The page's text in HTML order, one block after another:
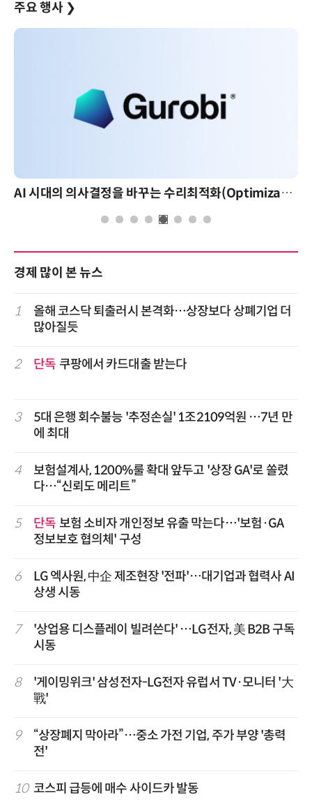
주요 행사 ❯
AI 시대의 의사결정을 바꾸는 수리최적화(Optimization): 실제 산업 적용 사례와 활용 전략
경제 많이 본 뉴스
1
올해 코스닥 퇴출러시 본격화…상장보다 상폐기업 더
많아질듯
2 단독 쿠팡에서 카드대출 받는다
3
5대 은행 회수불능 '추정손실' 1조2109억원 …7년 만
에 최대
4
보험설계사, 1200%룰 확대 앞두고 '상장 GA'로 쏠렸
다…“신뢰도 메리트”
5 단독 보험 소비자 개인정보 유출 막는다…'보험·GA
정보보호 협의체' 구성
6
LG 엑사원, 中企 제조현장 '전파'…대기업과 협력사 AI
상생 시동
7
'상업용 디스플레이 빌려쓴다' …LG전자, 美 B2B 구독
시동
8
'게이밍위크' 삼성전자-LG전자 유럽서 TV·모니터 '大
戰'
9
“상장폐지 막아라”…중소 가전 기업, 주가 부양 '총력
전'
10 코스피 급등에 매수 사이드카 발동